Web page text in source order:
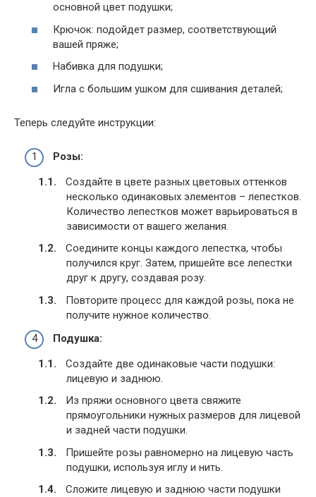
основной цвет подушки;
Крючок: подойдет размер, соответствующий
вашей пряже;
Набивка для подушки;
Игла с большим ушком для сшивания деталей;
Теперь следуйте инструкции:
Розы:
Создайте в цвете разных цветовых оттенков
несколько одинаковых элементов – лепестков.
Количество лепестков может варьироваться в
зависимости от вашего желания.
Соедините концы каждого лепестка, чтобы
получился круг. Затем, пришейте все лепестки
друг к другу, создавая розу.
Повторите процесс для каждой розы, пока не
получите нужное количество.
Подушка:
Создайте две одинаковые части подушки:
лицевую и заднюю.
Из пряжи основного цвета свяжите
прямоугольники нужных размеров для лицевой
и задней части подушки.
Пришейте розы равномерно на лицевую часть
подушки, используя иглу и нить.
Сложите лицевую и заднюю части подушки